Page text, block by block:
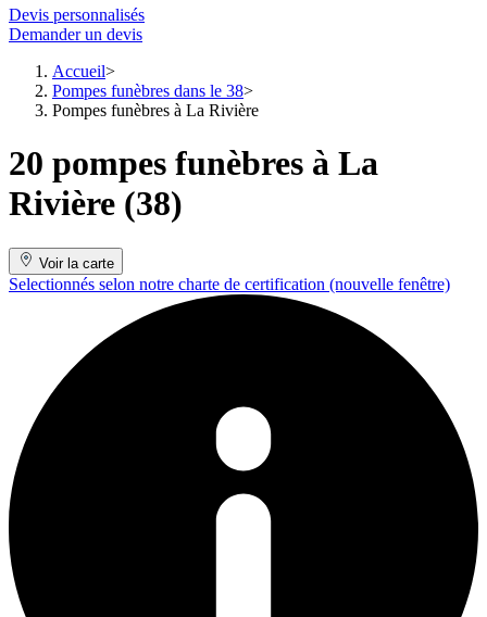
Devis personnalisés
Demander un devis
Accueil
Pompes funèbres dans le 38
Pompes funèbres à La Rivière
20 pompes funèbres à La
Rivière (38)
Voir la carte
Selectionnés selon notre charte de certification (nouvelle fenêtre)